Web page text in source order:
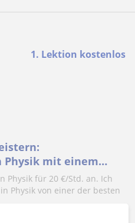
1. Lektion kostenlos
mit einem
Physik für 20 €/Std. an. Ich
Physik von einer der besten